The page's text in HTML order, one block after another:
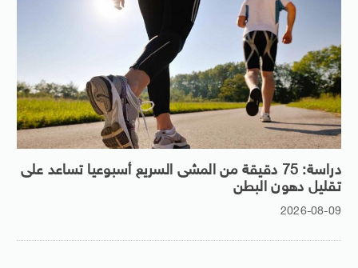
دراسة: 75 دقيقة من المشى السريع أسبوعيا تساعد على
تقليل دهون البطن
2026-08-09